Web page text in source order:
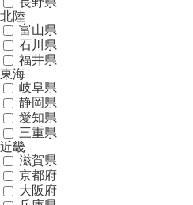
北陸
富山県
石川県
福井県
東海
岐阜県
静岡県
愛知県
三重県
近畿
滋賀県
京都府
大阪府